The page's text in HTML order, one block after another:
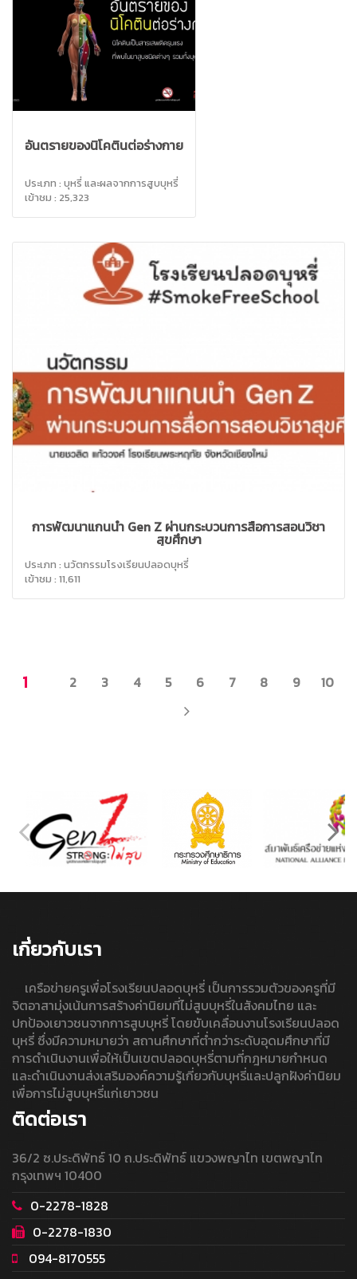
อันตรายของนิโคตินต่อร่างกาย
ประเภท : บุหรี่ และผลจากการสูบบุหรี่
เข้าชม : 25,323
การพัฒนาแกนนำ Gen Z ผ่านกระบวนการสื่อการสอนวิชา
สุขศึกษา
ประเภท : นวัตกรรมโรงเรียนปลอดบุหรี่
เข้าชม : 11,611
1 2 3 4 5 6 7 8 9 10
NEXT
เกี่ยวกับเรา
เครือข่ายครูเพื่อโรงเรียนปลอดบุหรี่ เป็นการรวมตัวของครูที่มี
จิตอาสามุ่งเน้นการสร้างค่านิยมที่ไม่สูบบุหรี่ในสังคมไทย และ
ปกป้องเยาวชนจากการสูบบุหรี่ โดยขับเคลื่อนงานโรงเรียนปลอด
บุหรี่ ซึ่งมีความหมายว่า สถานศึกษาที่ต่ำกว่าระดับอุดมศึกษาที่มี
การดำเนินงานเพื่อให้เป็นเขตปลอดบุหรี่ตามที่กฎหมายกำหนด
และดำเนินงานส่งเสริมองค์ความรู้เกี่ยวกับบุหรี่และปลูกฝังค่านิยม
เพื่อการไม่สูบบุหรี่แก่เยาวชน
ติดต่อเรา
36/2 ซ.ประดิพัทธ์ 10 ถ.ประดิพัทธ์ แขวงพญาไท เขตพญาไท
กรุงเทพฯ 10400
0-2278-1828
0-2278-1830
094-8170555